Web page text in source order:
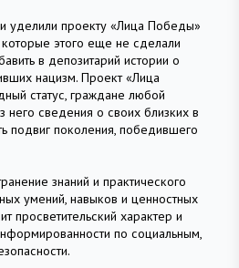
уделили проекту «Лица Победы»
которые этого еще не сделали
в депозитарий истории о
нацизм. Проект «Лица
статус, граждане любой
него сведения о своих близких в
подвиг поколения, победившего
знаний и практического
умений, навыков и ценностных
просветительский характер и
по социальным,